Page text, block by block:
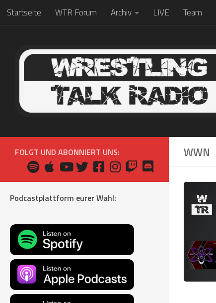
Zum Inhalt springen
Startseite WTR Forum Archiv LIVE Team
WWN
FOLGT UND ABONNIERT UNS:
Podcastplattform eurer Wahl: